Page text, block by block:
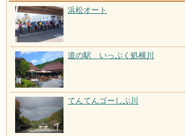
浜松オート
道の駅 いっぷく処横川
てんてんゴーしぶ川